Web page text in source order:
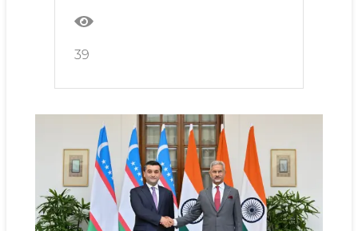
39